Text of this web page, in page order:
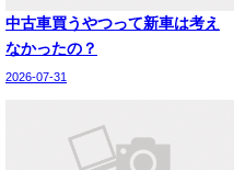
中古車買うやつって新車は考え
なかったの？
2026-07-31